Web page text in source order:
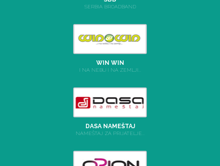
SERBIA BROADBAND
WIN WIN
I NA NEBU I NA ZEMLJI...
DASA NAMEŠTAJ
NAMEŠTAJ ZA PRIJATELJE...